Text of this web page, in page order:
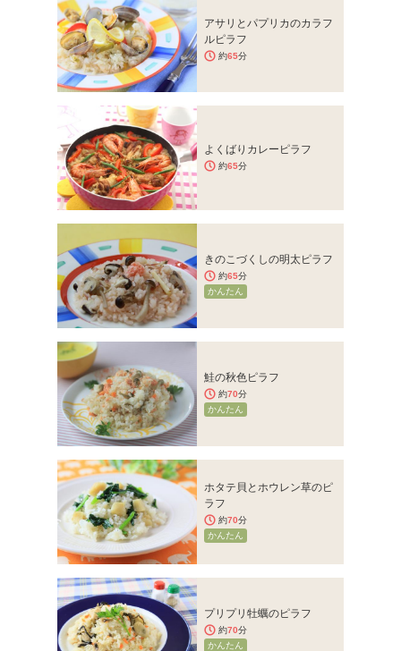
アサリとパプリカのカラフ
ルピラフ
約65分
よくばりカレーピラフ
約65分
きのこづくしの明太ピラフ
約65分
かんたん
鮭の秋色ピラフ
約70分
かんたん
ホタテ貝とホウレン草のピ
ラフ
約70分
かんたん
プリプリ牡蠣のピラフ
約70分
かんたん